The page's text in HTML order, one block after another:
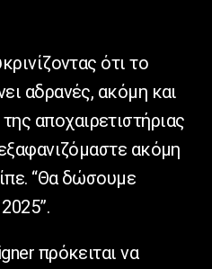
ότι το
αδρανές, ακόμη και
αποχαιρετιστήριας
ακόμη
“Θα δώσουμε
πρόκειται να